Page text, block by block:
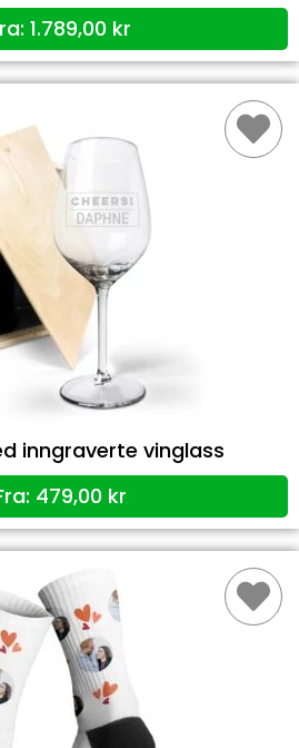
1.789,00 kr
inngraverte vinglass
479,00 kr